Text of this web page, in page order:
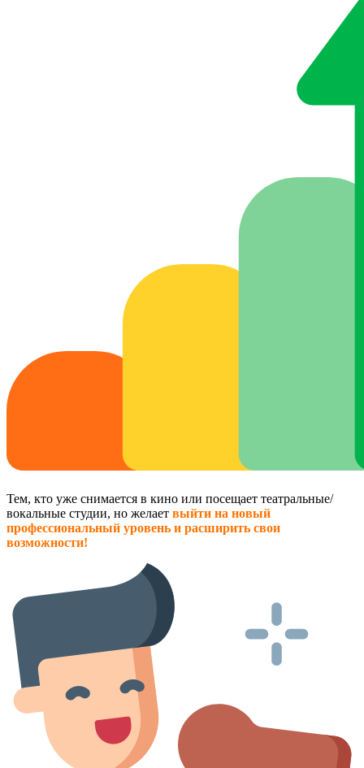
Тем, кто уже снимается в кино или посещает театральные/
вокальные студии, но желает выйти на новый
профессиональный уровень и расширить свои
возможности!